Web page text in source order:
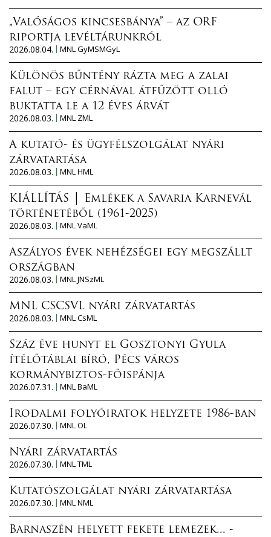
„Valóságos kincsesbánya” – az ORF
riportja levéltárunkról
2026.08.04.
MNL GyMSMGyL
Különös bűntény rázta meg a zalai
falut – egy cérnával átfűzött olló
buktatta le a 12 éves árvát
2026.08.03.
MNL ZML
A kutató- és ügyfélszolgálat nyári
zárvatartása
2026.08.03.
MNL HML
KIÁLLÍTÁS │ Emlékek a Savaria Karnevál
történetéből (1961-2025)
2026.08.03.
MNL VaML
Aszályos évek nehézségei egy megszállt
országban
2026.08.03.
MNL JNSzML
MNL CSCSVL nyári zárvatartás
2026.08.03.
MNL CsML
Száz éve hunyt el Gosztonyi Gyula
ítélőtáblai bíró, Pécs város
kormánybiztos-főispánja
2026.07.31.
MNL BaML
Irodalmi folyóiratok helyzete 1986-ban
2026.07.30.
MNL OL
Nyári zárvatartás
2026.07.30.
MNL TML
Kutatószolgálat nyári zárvatartása
2026.07.30.
MNL NML
Barnaszén helyett fekete lemezek... -